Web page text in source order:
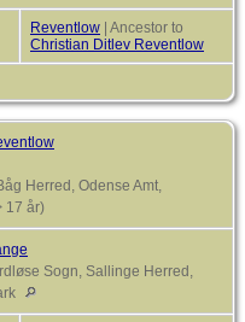
Reventlow | Ancestor to
Christian Ditlev Reventlow
Herred, Odense Amt,
17 år)
Sogn, Sallinge Herred,